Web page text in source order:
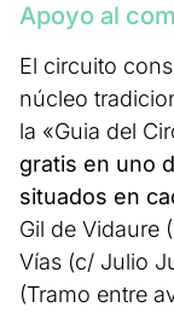
Apoyo al
El circuito
núcleo
la «Guia del
gratis en uno
situados en
Gil de Vidaure
Vías (c/ Julio
(Tramo entre